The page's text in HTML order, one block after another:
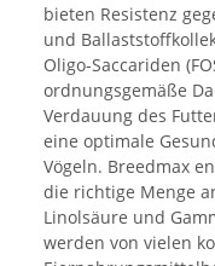
bieten Resistenz
und
Oligo-Saccariden
ordnungsgemäße
Verdauung des
eine optimale
Vögeln. Breedmax
die richtige Menge
Linolsäure und
werden von vielen